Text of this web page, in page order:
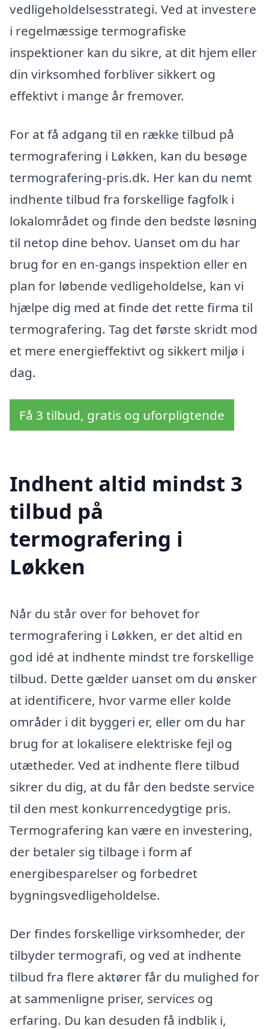
vedligeholdelsesstrategi. Ved at investere
i regelmæssige termografiske
inspektioner kan du sikre, at dit hjem eller
din virksomhed forbliver sikkert og
effektivt i mange år fremover.
For at få adgang til en række tilbud på
termografering i Løkken, kan du besøge
termografering-pris.dk. Her kan du nemt
indhente tilbud fra forskellige fagfolk i
lokalområdet og finde den bedste løsning
til netop dine behov. Uanset om du har
brug for en en-gangs inspektion eller en
plan for løbende vedligeholdelse, kan vi
hjælpe dig med at finde det rette firma til
termografering. Tag det første skridt mod
et mere energieffektivt og sikkert miljø i
dag.
Få 3 tilbud, gratis og uforpligtende
Indhent altid mindst 3
tilbud på
termografering i
Løkken
Når du står over for behovet for
termografering i Løkken, er det altid en
god idé at indhente mindst tre forskellige
tilbud. Dette gælder uanset om du ønsker
at identificere, hvor varme eller kolde
områder i dit byggeri er, eller om du har
brug for at lokalisere elektriske fejl og
utætheder. Ved at indhente flere tilbud
sikrer du dig, at du får den bedste service
til den mest konkurrencedygtige pris.
Termografering kan være en investering,
der betaler sig tilbage i form af
energibesparelser og forbedret
bygningsvedligeholdelse.
Der findes forskellige virksomheder, der
tilbyder termografi, og ved at indhente
tilbud fra flere aktører får du mulighed for
at sammenligne priser, services og
erfaring. Du kan desuden få indblik i,